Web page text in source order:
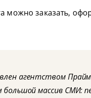
можно заказать,
агентством
большой массив СМИ: